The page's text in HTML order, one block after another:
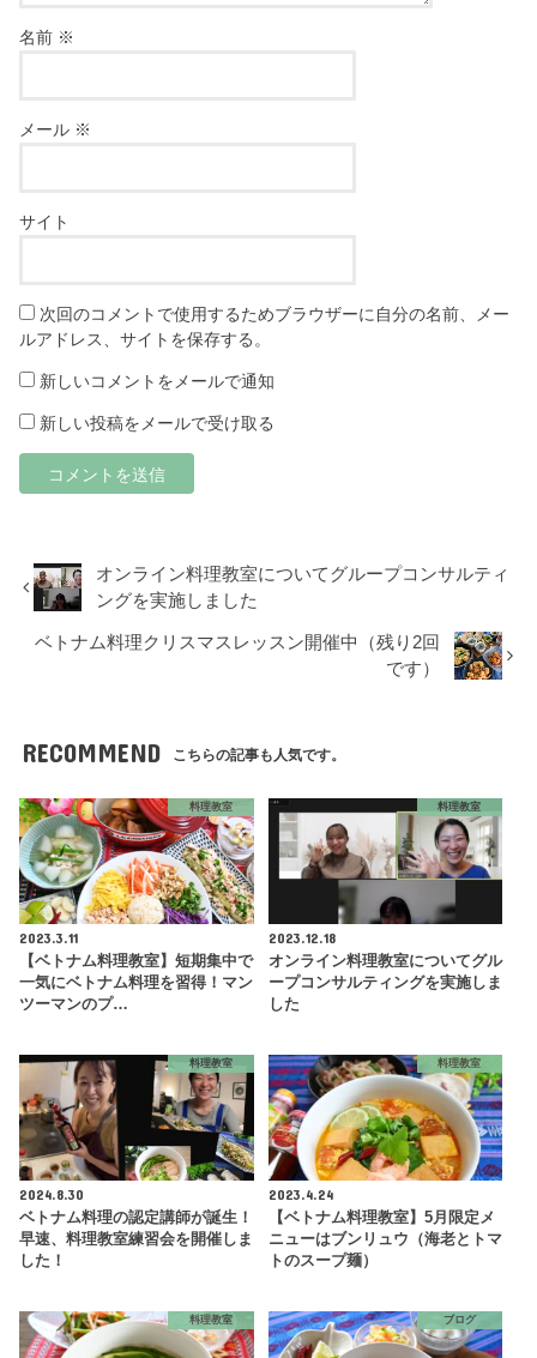
名前 ※
メール ※
サイト
次回のコメントで使用するためブラウザーに自分の名前、メー
ルアドレス、サイトを保存する。
新しいコメントをメールで通知
新しい投稿をメールで受け取る
オンライン料理教室についてグループコンサルティ
ングを実施しました
ベトナム料理クリスマスレッスン開催中（残り2回
です）
RECOMMEND こちらの記事も人気です。
料理教室
2023.3.11
【ベトナム料理教室】短期集中で
一気にベトナム料理を習得！マン
ツーマンのプ…
料理教室
2023.12.18
オンライン料理教室についてグル
ープコンサルティングを実施しま
した
料理教室
2024.8.30
ベトナム料理の認定講師が誕生！
早速、料理教室練習会を開催しま
した！
料理教室
2023.4.24
【ベトナム料理教室】5月限定メ
ニューはブンリュウ（海老とトマ
トのスープ麺）
料理教室 ブログ